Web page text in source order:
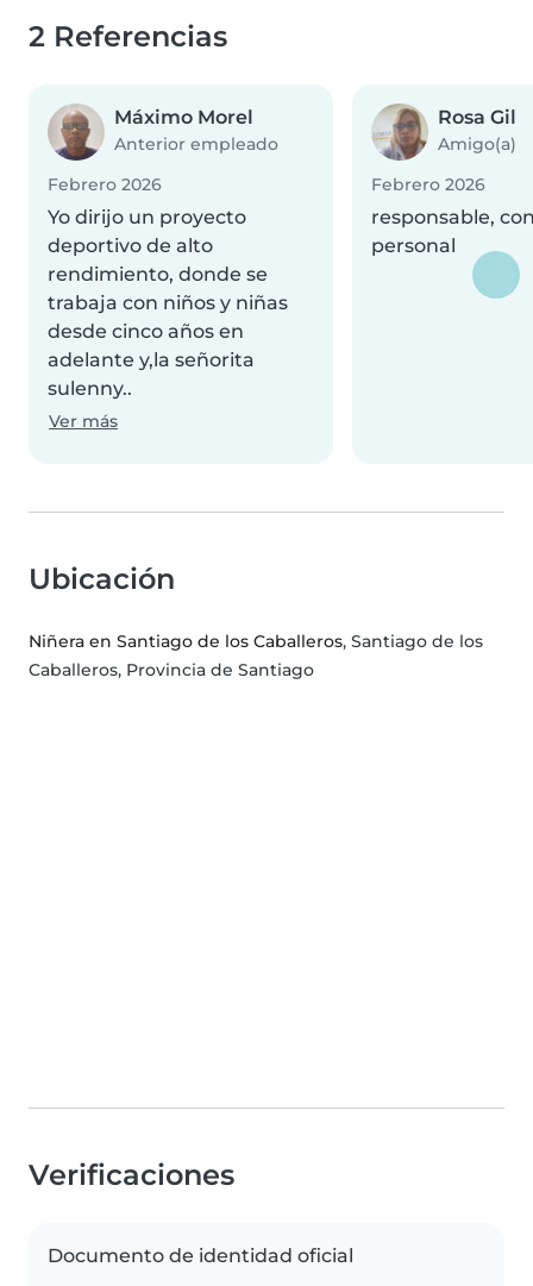
2 Referencias
Máximo Morel
Anterior empleado
Febrero 2026
Yo dirijo un proyecto
deportivo de alto
rendimiento, donde se
trabaja con niños y niñas
desde cinco años en
adelante y,la señorita
sulenny..
Ver más
Rosa Gil
Amigo(a)
Febrero 2026
responsable,
personal
Ubicación
Niñera en Santiago de los Caballeros, Santiago de los
Caballeros, Provincia de Santiago
Verificaciones
Documento de identidad oficial